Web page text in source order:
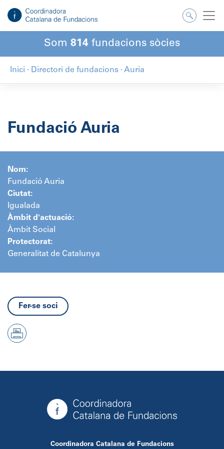
contingut
Som 814 fundacions sòcies
Inici · Directori de fundacions · Auria
Fundació Auria
Nom:
Fundació Auria
Ciutat:
Igualada
Àmbit d'actuació:
Àmbit Social
Protectorat:
Generalitat de Catalunya
Fer-se soci
Coordinadora Catalana de Fundacions